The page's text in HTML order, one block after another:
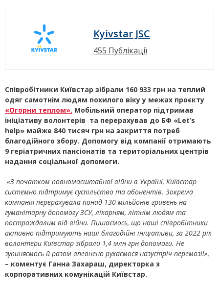
Kyivstar JSC
455 Публікації
Співробітники Київстар зібрали 160 933 грн на теплий
одяг самотнім людям похилого віку у межах проєкту
«Огорни теплом». Мобільний оператор підтримав
ініціативу волонтерів та перерахував до БФ «Let’s
help» майже 840 тисяч грн на закриття потреб
благодійного збору. Допомогу від компанії отримають
9 геріатричних пансіонатів та територіальних центрів
надання соціальної допомоги.
«З початком повномасштабної війни в Україні, Київстар
системно підтримує суспільство та абонентів. Зокрема
компанія перерахувала понад 130 мільйонів гривень на
гуманітарну допомогу ЗСУ, лікарням, літнім людям та
постраждалим від війни. Пишаємось, що наші співробітники
активно підтримують наші благодійні ініціативи, за 2022 рік
волонтери Київстар зібрали 1,4 млн грн допомоги. Не
зупиняємось й разом впевнено рухаємося назустріч перемозі!»,
– коментує Ганна Захараш, директорка з
корпоративних комунікацій Київстар.